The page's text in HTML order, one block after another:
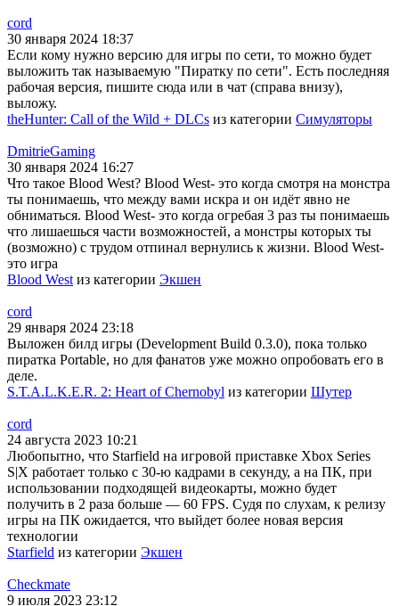
cord
30 января 2024 18:37
Если кому нужно версию для игры по сети, то можно будет
выложить так называемую "Пиратку по сети". Есть последняя
рабочая версия, пишите сюда или в чат (справа внизу),
выложу.
theHunter: Call of the Wild + DLCs из категории Симуляторы
DmitrieGaming
30 января 2024 16:27
Что такое Blood West? Blood West- это когда смотря на монстра
ты понимаешь, что между вами искра и он идёт явно не
обниматься. Blood West- это когда огребая 3 раз ты понимаешь
что лишаешься части возможностей, а монстры которых ты
(возможно) с трудом отпинал вернулись к жизни. Blood West-
это игра
Blood West из категории Экшен
cord
29 января 2024 23:18
Выложен билд игры (Development Build 0.3.0), пока только
пиратка Portable, но для фанатов уже можно опробовать его в
деле.
S.T.A.L.K.E.R. 2: Heart of Chernobyl из категории Шутер
cord
24 августа 2023 10:21
Любопытно, что Starfield на игровой приставке Xbox Series
S|X работает только с 30-ю кадрами в секунду, а на ПК, при
использовании подходящей видеокарты, можно будет
получить в 2 раза больше — 60 FPS. Судя по слухам, к релизу
игры на ПК ожидается, что выйдет более новая версия
технологии
Starfield из категории Экшен
Checkmate
9 июля 2023 23:12